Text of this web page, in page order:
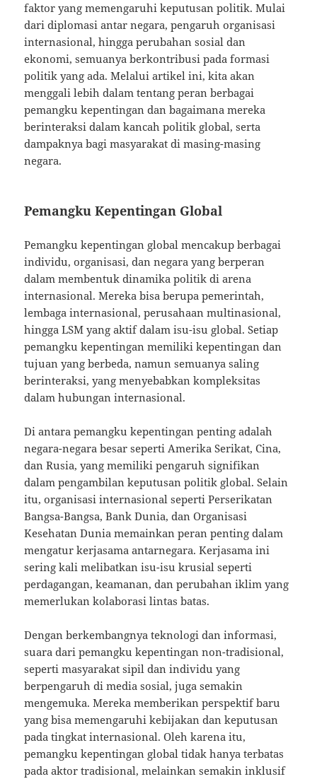
faktor yang memengaruhi keputusan politik. Mulai
dari diplomasi antar negara, pengaruh organisasi
internasional, hingga perubahan sosial dan
ekonomi, semuanya berkontribusi pada formasi
politik yang ada. Melalui artikel ini, kita akan
menggali lebih dalam tentang peran berbagai
pemangku kepentingan dan bagaimana mereka
berinteraksi dalam kancah politik global, serta
dampaknya bagi masyarakat di masing-masing
negara.
Pemangku Kepentingan Global
Pemangku kepentingan global mencakup berbagai
individu, organisasi, dan negara yang berperan
dalam membentuk dinamika politik di arena
internasional. Mereka bisa berupa pemerintah,
lembaga internasional, perusahaan multinasional,
hingga LSM yang aktif dalam isu-isu global. Setiap
pemangku kepentingan memiliki kepentingan dan
tujuan yang berbeda, namun semuanya saling
berinteraksi, yang menyebabkan kompleksitas
dalam hubungan internasional.
Di antara pemangku kepentingan penting adalah
negara-negara besar seperti Amerika Serikat, Cina,
dan Rusia, yang memiliki pengaruh signifikan
dalam pengambilan keputusan politik global. Selain
itu, organisasi internasional seperti Perserikatan
Bangsa-Bangsa, Bank Dunia, dan Organisasi
Kesehatan Dunia memainkan peran penting dalam
mengatur kerjasama antarnegara. Kerjasama ini
sering kali melibatkan isu-isu krusial seperti
perdagangan, keamanan, dan perubahan iklim yang
memerlukan kolaborasi lintas batas.
Dengan berkembangnya teknologi dan informasi,
suara dari pemangku kepentingan non-tradisional,
seperti masyarakat sipil dan individu yang
berpengaruh di media sosial, juga semakin
mengemuka. Mereka memberikan perspektif baru
yang bisa memengaruhi kebijakan dan keputusan
pada tingkat internasional. Oleh karena itu,
pemangku kepentingan global tidak hanya terbatas
pada aktor tradisional, melainkan semakin inklusif